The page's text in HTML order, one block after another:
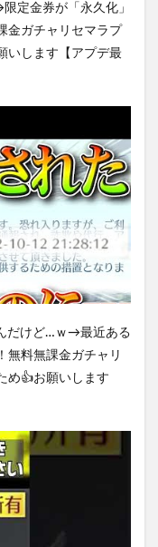
定金券が「永久化」
金ガチャリセマラプ
いします【アプデ最
だけど…ｗ→最近ある
無料無課金ガチャリ
め👍お願いします